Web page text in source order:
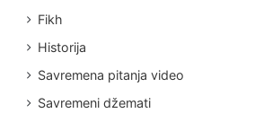
Fikh
Historija
Savremena pitanja video
Savremeni džemati